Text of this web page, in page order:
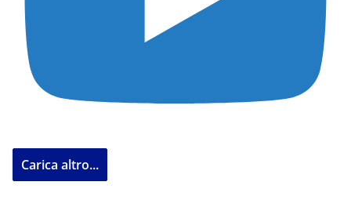
Carica altro...